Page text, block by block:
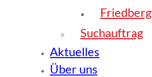
Friedberg
Suchauftrag
Aktuelles
Über uns